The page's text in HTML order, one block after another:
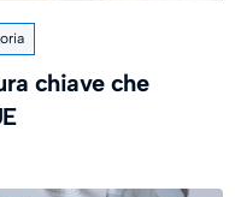
chiave che